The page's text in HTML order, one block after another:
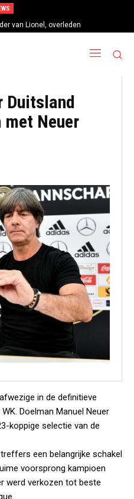
van Lionel, overleden
Duitsland
met Neuer
in de definitieve
Doelman Manuel Neuer
koppige selectie van de
een belangrijke schakel
voorsprong kampioen
werd verkozen tot beste